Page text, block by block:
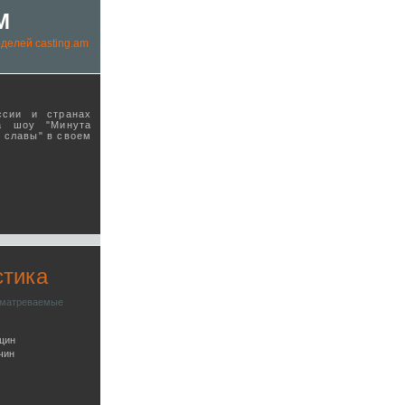
casting.am
и странах
шоу "Минута
славы" в своeм